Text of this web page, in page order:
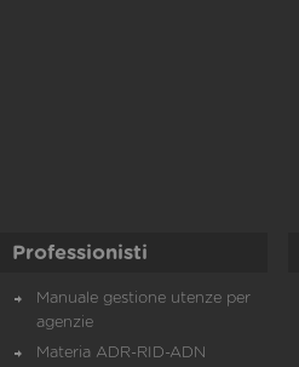
Professionisti
Manuale gestione utenze per
agenzie
Materia ADR-RID-ADN